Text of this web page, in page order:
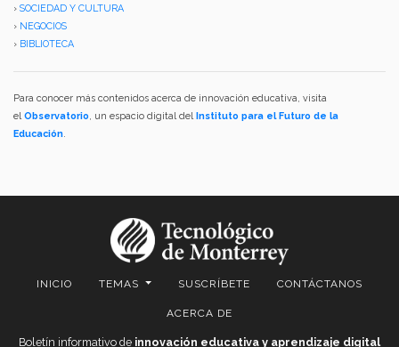
› SOCIEDAD Y CULTURA
› NEGOCIOS
› BIBLIOTECA
Para conocer más contenidos acerca de innovación educativa, visita
elObservatorio, un espacio digital del Instituto para el Futuro de la
Educación.
INICIO TEMAS SUSCRÍBETE CONTÁCTANOS
ACERCA DE
Boletín informativo de innovación educativa y aprendizaje digital